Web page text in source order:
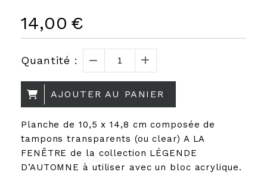
14,00 €
Quantité :
AJOUTER AU PANIER
Planche de 10,5 x 14,8 cm composée de
tampons transparents (ou clear) A LA
FENÊTRE de la collection LÉGENDE
D’AUTOMNE à utiliser avec un bloc acrylique.